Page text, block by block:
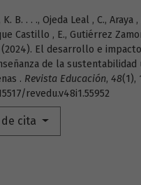
B. . . ., Ojeda Leal , C., Araya ,
Castillo , E., Gutiérrez
(2024). El desarrollo e
de la
. Revista Educación, 48(1),
revedu.v48i1.55952
cita